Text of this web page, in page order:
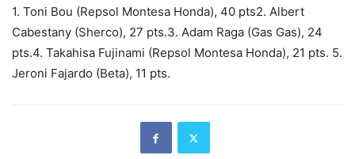
1. Toni Bou (Repsol Montesa Honda), 40 pts2. Albert
Cabestany (Sherco), 27 pts.3. Adam Raga (Gas Gas), 24
pts.4. Takahisa Fujinami (Repsol Montesa Honda), 21 pts. 5.
Jeroni Fajardo (Beta), 11 pts.